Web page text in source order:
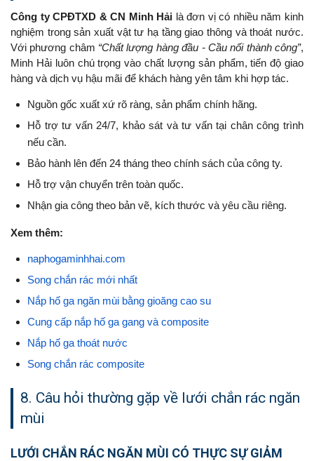
Công ty CPĐTXD & CN Minh Hải là đơn vị có nhiều năm kinh
nghiệm trong sản xuất vật tư hạ tầng giao thông và thoát nước.
Với phương châm “Chất lượng hàng đầu - Cầu nối thành công”,
Minh Hải luôn chú trọng vào chất lượng sản phẩm, tiến độ giao
hàng và dịch vụ hậu mãi để khách hàng yên tâm khi hợp tác.
Nguồn gốc xuất xứ rõ ràng, sản phẩm chính hãng.
Hỗ trợ tư vấn 24/7, khảo sát và tư vấn tại chân công trình
nếu cần.
Bảo hành lên đến 24 tháng theo chính sách của công ty.
Hỗ trợ vận chuyển trên toàn quốc.
Nhận gia công theo bản vẽ, kích thước và yêu cầu riêng.
Xem thêm:
naphogaminhhai.com
Song chắn rác mới nhất
Nắp hố ga ngăn mùi bằng gioăng cao su
Cung cấp nắp hố ga gang và composite
Nắp hố ga thoát nước
Song chắn rác composite
8. Câu hỏi thường gặp về lưới chắn rác ngăn
mùi
LƯỚI CHẮN RÁC NGĂN MÙI CÓ THỰC SỰ GIẢM